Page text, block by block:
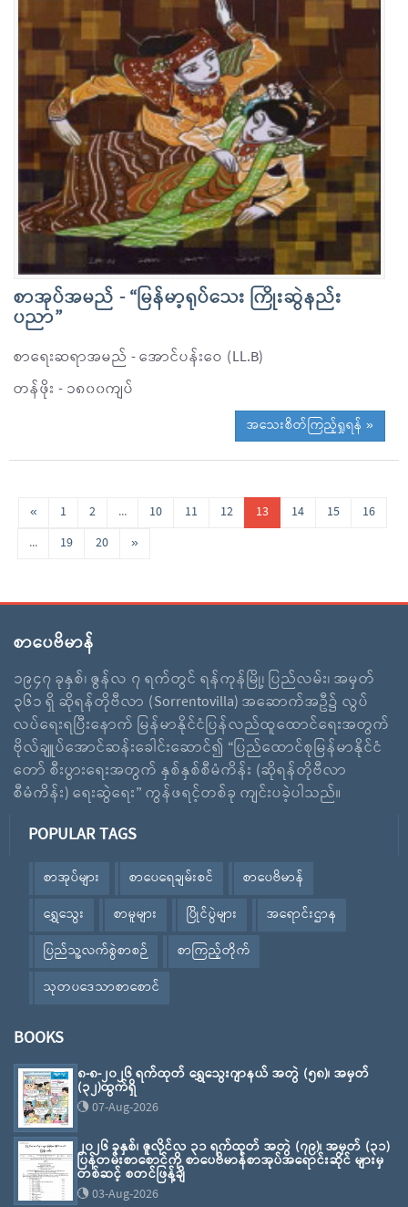
စာအုပ်အမည် - “မြန်မာ့ရုပ်သေး ကြိုးဆွဲနည်း
ပညာ”
စာရေးဆရာအမည် - အောင်ပန်းဝေ (LL.B)
တန်ဖိုး - ၁၈၀၀ကျပ်
အသေးစိတ်ကြည့်ရှုရန် »
« 1 2 ... 10 11 12 13 14 15
16
...
19 20 »
စာပေဗိမာန်
၁၉၄၇ ခုနှစ်၊ ဇွန်လ ၇ ရက်တွင် ရန်ကုန်မြို့၊ ပြည်လမ်း၊ အမှတ်
၃၆၁ ရှိ ဆိုရန်တိုဗီလာ (Sorrentovilla) အဆောက်အဦ၌ လွပ်
လပ်ရေးရပြီးနောက် မြန်မာနိုင်ငံပြန်လည်ထူထောင်ရေးအတွက်
ဗိုလ်ချူပ်အောင်ဆန်းခေါင်းဆောင်၍ “ပြည်ထောင်စုမြန်မာနိုင်ငံ
တော် စီးပွားရေးအတွက် နှစ်နှစ်စီမံကိန်း (ဆိုရန်တိုဗီလာ
စီမံကိန်း) ရေးဆွဲရေး” ကွန်ဖရင့်တစ်ခု ကျင်းပခဲ့ပါသည်။
POPULAR TAGS
စာအုပ်များ စာပေရေချမ်းစင်
စာပေဗိမာန်
ရွှေသွေး
စာမူများ ပြိုင်ပွဲများ
အရောင်းဌာန
ပြည်သူ့လက်စွဲစာစဉ်
စာကြည့်တိုက်
သုတပဒေသာစာစောင်
BOOKS
၈-၈-၂၀၂၆ ရက်ထုတ် ရွှေသွေးဂျာနယ် အတွဲ (၅၈)၊ အမှတ်
(၃၂)ထွက်ရှိ
07-Aug-2026
၂၀၂၆ ခုနှစ်၊ ဇူလိုင်လ ၃၁ ရက်ထုတ် အတွဲ (၇၉)၊ အမှတ် (၃၁)
ပြန်တမ်းစာစောင်ကို စာပေဗိမာန်စာအုပ်အရောင်းဆိုင် များမှ
တစ်ဆင့် စတင်ဖြန့်ချိ
03-Aug-2026